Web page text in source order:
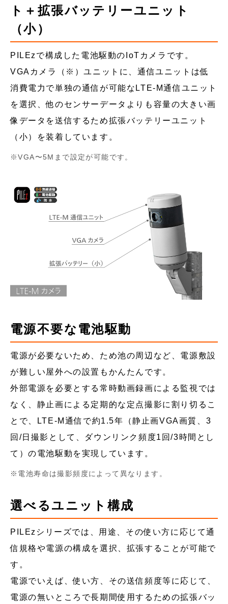
ト＋拡張バッテリーユニット
（小）
PILEzで構成した電池駆動のIoTカメラです。
VGAカメラ（※）ユニットに、通信ユニットは低
消費電力で単独の通信が可能なLTE-M通信ユニット
を選択、他のセンサーデータよりも容量の大きい画
像データを送信するため拡張バッテリーユニット
（小）を装着しています。
VGA〜5Mまで設定が可能です。
電源不要な電池駆動
電源が必要ないため、ため池の周辺など、電源敷設
が難しい屋外への設置もかんたんです。
外部電源を必要とする常時動画録画による監視では
なく、静止画による定期的な定点撮影に割り切るこ
とで、LTE-M通信で約1.5年（静止画VGA画質、3
回/日撮影として、ダウンリンク頻度1回/3時間とし
て）の電池駆動を実現しています。
電池寿命は撮影頻度によって異なります。
選べるユニット構成
PILEzシリーズでは、用途、その使い方に応じて通
信規格や電源の構成を選択、拡張することが可能で
す。
電源でいえば、使い方、その送信頻度等に応じて、
電源の無いところで長期間使用するための拡張バッ